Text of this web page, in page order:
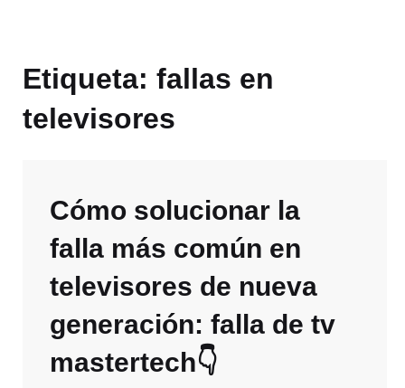
Etiqueta: fallas en
televisores
Cómo solucionar la
falla más común en
televisores de nueva
generación: falla de tv
mastertech👇